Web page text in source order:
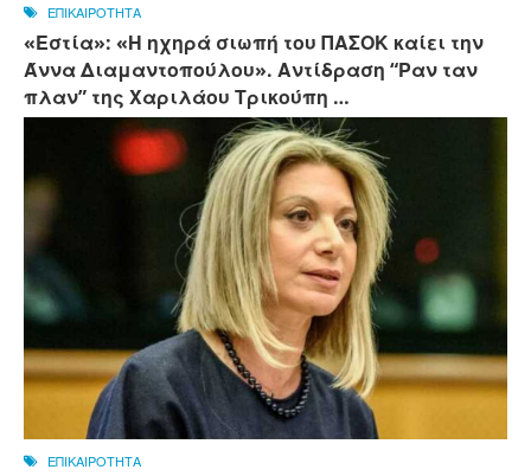
ΕΠΙΚΑΙΡΟΤΗΤΑ
«Εστία»: «Η ηχηρά σιωπή του ΠΑΣΟΚ καίει την
Άννα Διαμαντοπούλου». Αντίδραση “Ραν ταν
πλαν” της Χαριλάου Τρικούπη …
ΕΠΙΚΑΙΡΟΤΗΤΑ